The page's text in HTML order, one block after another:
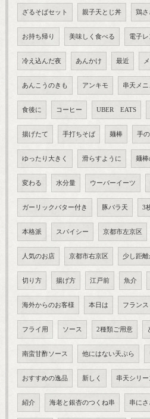
ざるそばセット 親子天とじ丼 鶏さ
お持ち帰り 美味しく食べる 電子レ
冷え込んだ夜 あんかけ 最近
あんこうのきも アンキモ 串天メニ
食後に コーヒー UBER EATS
揚げたて 手打ちそば 麺棒 手
ゆったり大きく 滑らすように 麺棒
変わる 水分量 ウーバーイーツ
ガーリックバター付き 豚バラ天 3
本格派 スパイシー 京都市左京区
人気のお店 京都市右京区 少し距離
切り方 揚げ方 江戸前 魚介
海外からのお客様 本日は フランス
フライ用 ソース 2種類ご用意
南蛮甘酢ソース 他にはない天ぷら
おすすめの逸品 新しく 串天シリー
紹介 海老と銀杏のつくね串 串にさ